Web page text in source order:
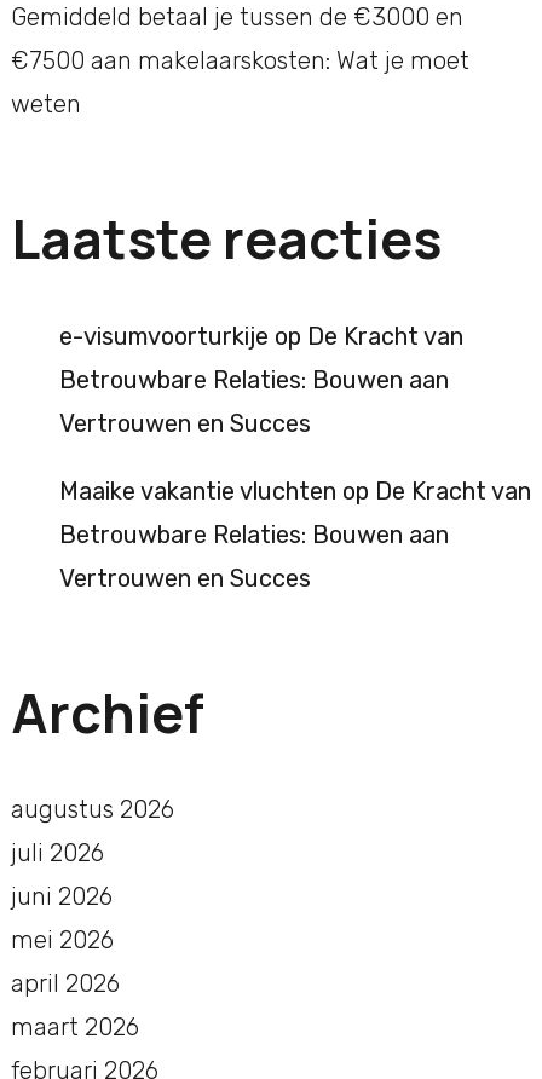
Gemiddeld betaal je tussen de €3000 en
€7500 aan makelaarskosten: Wat je moet
weten
Laatste reacties
e-visumvoorturkije op De Kracht van
Betrouwbare Relaties: Bouwen aan
Vertrouwen en Succes
Maaike vakantie vluchten op De Kracht van
Betrouwbare Relaties: Bouwen aan
Vertrouwen en Succes
Archief
augustus 2026
juli 2026
juni 2026
mei 2026
april 2026
maart 2026
februari 2026